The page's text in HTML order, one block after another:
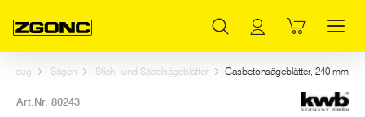
Sägen Stich- und Säbelsägeblätter Gasbetonsägeblätter, 240 mm
Art.Nr. 80243